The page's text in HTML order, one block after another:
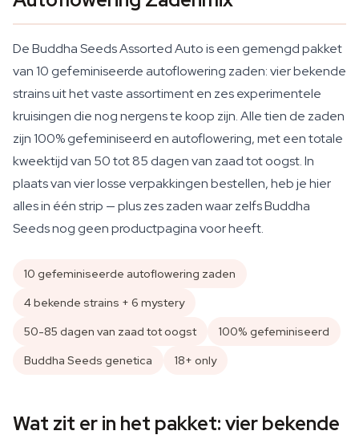
De Buddha Seeds Assorted Auto is een gemengd pakket
van 10 gefeminiseerde autoflowering zaden: vier bekende
strains uit het vaste assortiment en zes experimentele
kruisingen die nog nergens te koop zijn. Alle tien de zaden
zijn 100% gefeminiseerd en autoflowering, met een totale
kweektijd van 50 tot 85 dagen van zaad tot oogst. In
plaats van vier losse verpakkingen bestellen, heb je hier
alles in één strip — plus zes zaden waar zelfs Buddha
Seeds nog geen productpagina voor heeft.
10 gefeminiseerde autoflowering zaden
4 bekende strains + 6 mystery
50-85 dagen van zaad tot oogst
100% gefeminiseerd
Buddha Seeds genetica
18+ only
Wat zit er in het pakket: vier bekende